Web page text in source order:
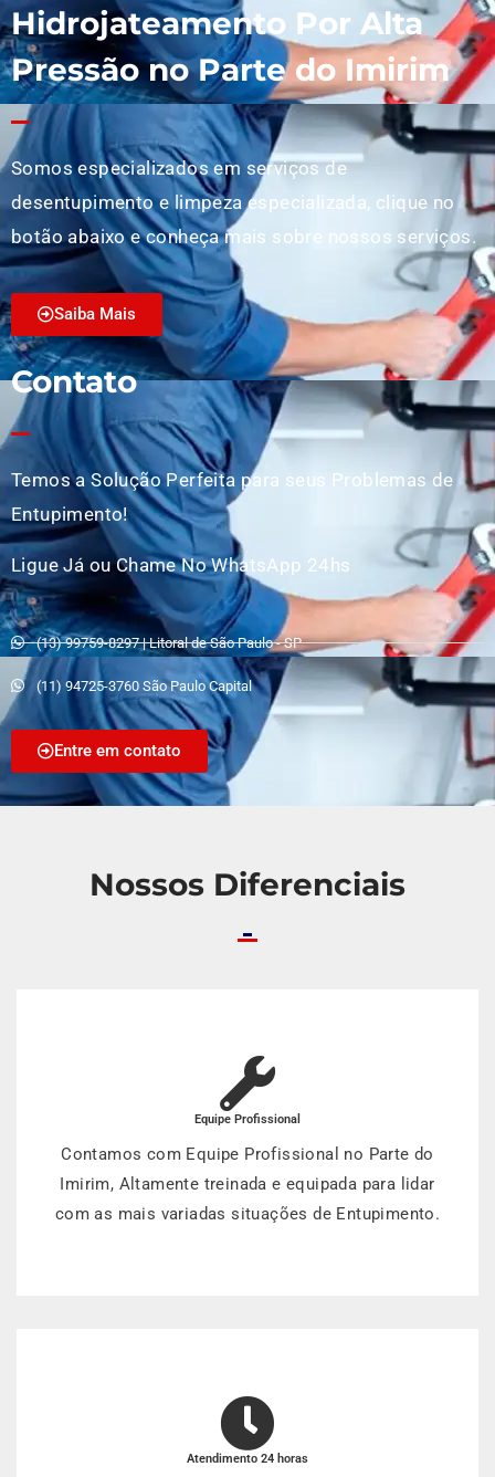
Hidrojateamento Por Alta
Pressão no Parte do Imirim
Somos especializados em serviços de
desentupimento e limpeza especializada, clique no
botão abaixo e conheça mais sobre nossos serviços.
Saiba Mais
Contato
Temos a Solução Perfeita para seus Problemas de
Entupimento!
Ligue Já ou Chame No WhatsApp 24hs
(13) 99759-8297 | Litoral de São Paulo - SP
(11) 94725-3760 São Paulo Capital
Entre em contato
Nossos Diferenciais
Equipe Profissional
Contamos com Equipe Profissional no Parte do
Imirim, Altamente treinada e equipada para lidar
com as mais variadas situações de Entupimento.
Atendimento 24 horas